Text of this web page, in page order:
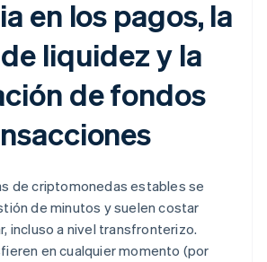
en los pagos, la
liquidez y la
de fondos
de criptomonedas estables se
de minutos y suelen costar
incluso a nivel transfronterizo.
en cualquier momento (por